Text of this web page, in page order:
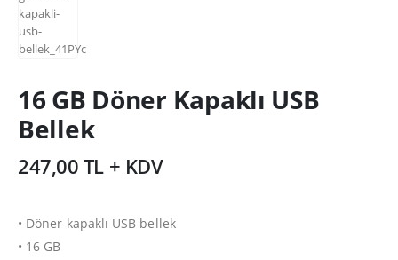
16 GB Döner Kapaklı USB
Bellek
247,00 TL + KDV
• Döner kapaklı USB bellek
• 16 GB